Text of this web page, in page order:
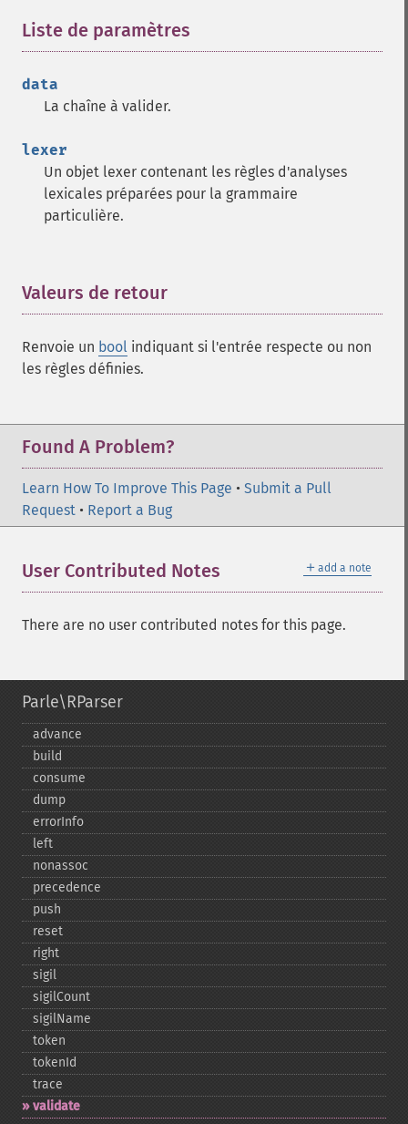
Liste de paramètres
data
La chaîne à valider.
lexer
Un objet lexer contenant les règles d'analyses
lexicales préparées pour la grammaire
particulière.
Valeurs de retour
Renvoie un bool indiquant si l'entrée respecte ou non
les règles définies.
Found A Problem?
Learn How To Improve This Page • Submit a Pull
Request • Report a Bug
＋ add a note
User Contributed Notes
There are no user contributed notes for this page.
Parle\RParser
advance
build
consume
dump
errorInfo
left
nonassoc
precedence
push
reset
right
sigil
sigilCount
sigilName
token
tokenId
trace
validate